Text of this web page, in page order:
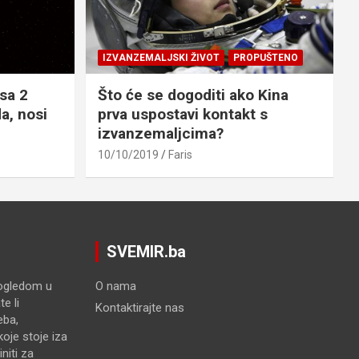
2
nosi
IZVANZEMALJSKI ŽIVOT PROPUŠTENO
Što će se dogoditi ako Kina
prva uspostavi kontakt s
izvanzemaljcima?
10/10/2019 Faris
u
li
stoje iza
za
SVEMIR.ba
O nama
Kontaktirajte nas